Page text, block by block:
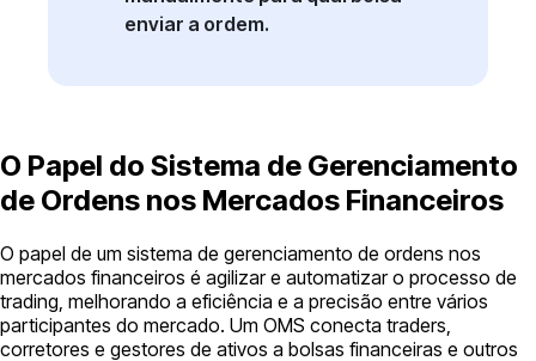
enviar a ordem.
O Papel do Sistema de Gerenciamento
de Ordens nos Mercados Financeiros
O papel de um sistema de gerenciamento de ordens nos
mercados financeiros é agilizar e automatizar o processo de
trading, melhorando a eficiência e a precisão entre vários
participantes do mercado. Um OMS conecta traders,
corretores e gestores de ativos a bolsas financeiras e outros